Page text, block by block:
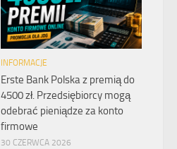
INFORMACJE
Erste Bank Polska z premią do
4500 zł. Przedsiębiorcy mogą
odebrać pieniądze za konto
firmowe
30 CZERWCA 2026